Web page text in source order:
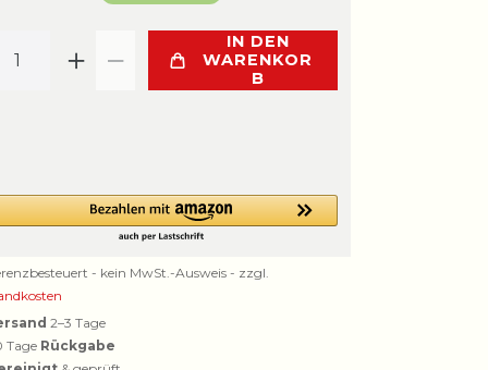
IN DEN
WARENKOR
B
- kein MwSt.-Ausweis - zzgl.
2–3 Tage
Tage Rückgabe